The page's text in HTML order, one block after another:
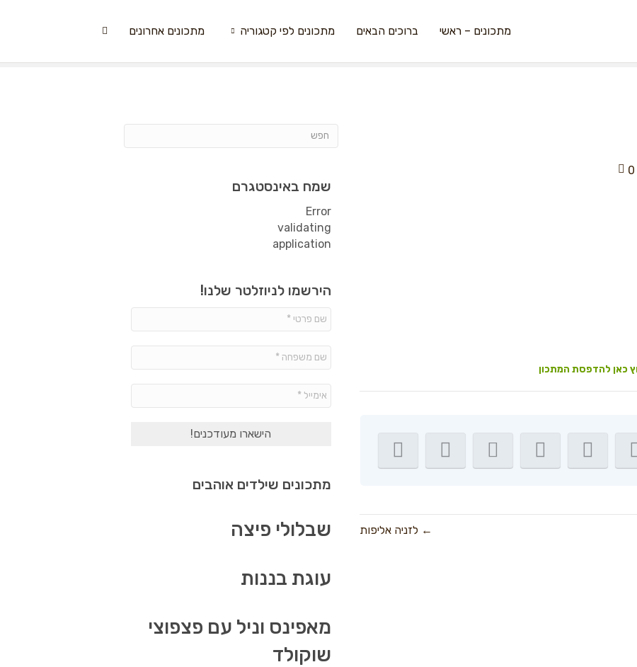
מתכונים – ראשי ברוכים הבאים מתכונים לפי קטגוריה מתכונים אחרונים
0
כאן להדפסת המתכון
← לזניה אליפות
שמח באינסטגרם
Error
validating
application
הירשמו לניוזלטר שלנו!
פרטי
משפחה
*
מתכונים שילדים אוהבים
שבלולי פיצה
עוגת בננות
מאפינס וניל עם פצפוצי
שוקולד